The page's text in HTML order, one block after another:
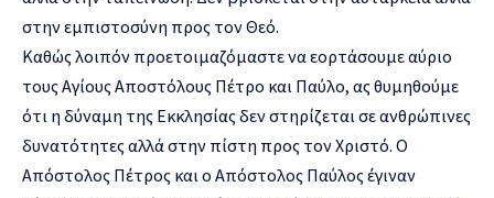
στην εμπιστοσύνη προς τον Θεό.
Καθώς λοιπόν προετοιμαζόμαστε να εορτάσουμε αύριο
τους Αγίους Αποστόλους Πέτρο και Παύλο, ας θυμηθούμε
ότι η δύναμη της Εκκλησίας δεν στηρίζεται σε ανθρώπινες
δυνατότητες αλλά στην πίστη προς τον Χριστό. Ο
Απόστολος Πέτρος και ο Απόστολος Παύλος έγιναν